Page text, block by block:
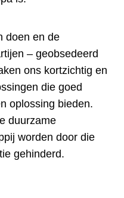
doen en de
– geobsedeerd
ons kortzichtig en
die goed
oplossing bieden.
duurzame
worden door die
gehinderd.